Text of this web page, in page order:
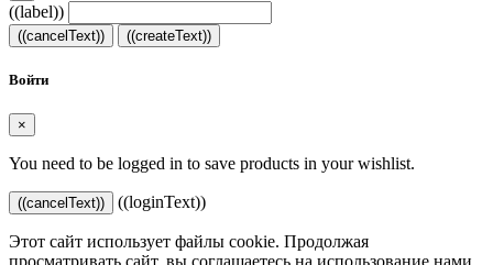
((label))
((cancelText)) ((createText))
Войти
×
You need to be logged in to save products in your wishlist.
((cancelText)) ((loginText))
Этот сайт использует файлы cookie. Продолжая